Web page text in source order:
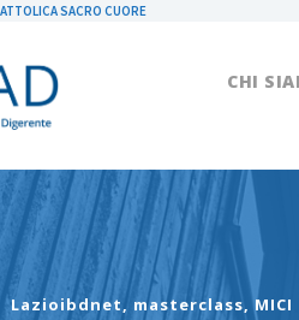
SACRO CUORE
CHI
Lazioibdnet, masterclass, MICI